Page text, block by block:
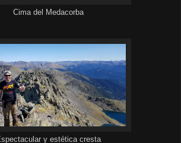
Cima del Medacorba
y estética cresta